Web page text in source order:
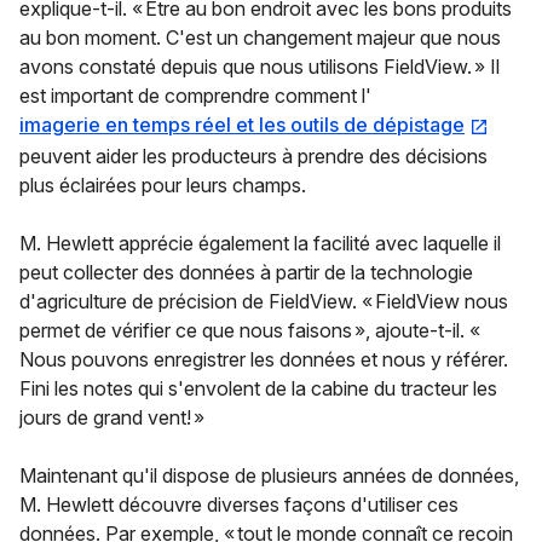
explique-t-il. « Être au bon endroit avec les bons produits
au bon moment. C'est un changement majeur que nous
avons constaté depuis que nous utilisons FieldView. » Il
est important de comprendre comment l'
imagerie en temps réel et les outils de dépistage
peuvent aider les producteurs à prendre des décisions
plus éclairées pour leurs champs.
M. Hewlett apprécie également la facilité avec laquelle il
peut collecter des données à partir de la technologie
d'agriculture de précision de FieldView. « FieldView nous
permet de vérifier ce que nous faisons », ajoute-t-il. «
Nous pouvons enregistrer les données et nous y référer.
Fini les notes qui s'envolent de la cabine du tracteur les
jours de grand vent! »
Maintenant qu'il dispose de plusieurs années de données,
M. Hewlett découvre diverses façons d'utiliser ces
données. Par exemple, « tout le monde connaît ce recoin